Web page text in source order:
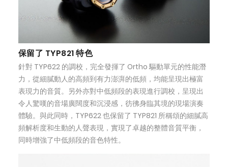
保留了 TYP821 特色
針對 TYP622 的調校，完全發揮了 Ortho 驅動單元的性能潛
力，從細膩動人的高頻到有力澎湃的低頻，均能呈現出極富
表現力的音質。另外亦對中低頻段的表現進行調校，呈現出
令人驚嘆的音場廣闊度和沉浸感，彷彿身臨其境的現場演奏
體驗。與此同時，TYP622 也保留了 TYP821 所稱頌的細膩高
頻解析度和生動的人聲表現，實現了卓越的整體音質平衡，
同時增強了中低頻段的音色特性。